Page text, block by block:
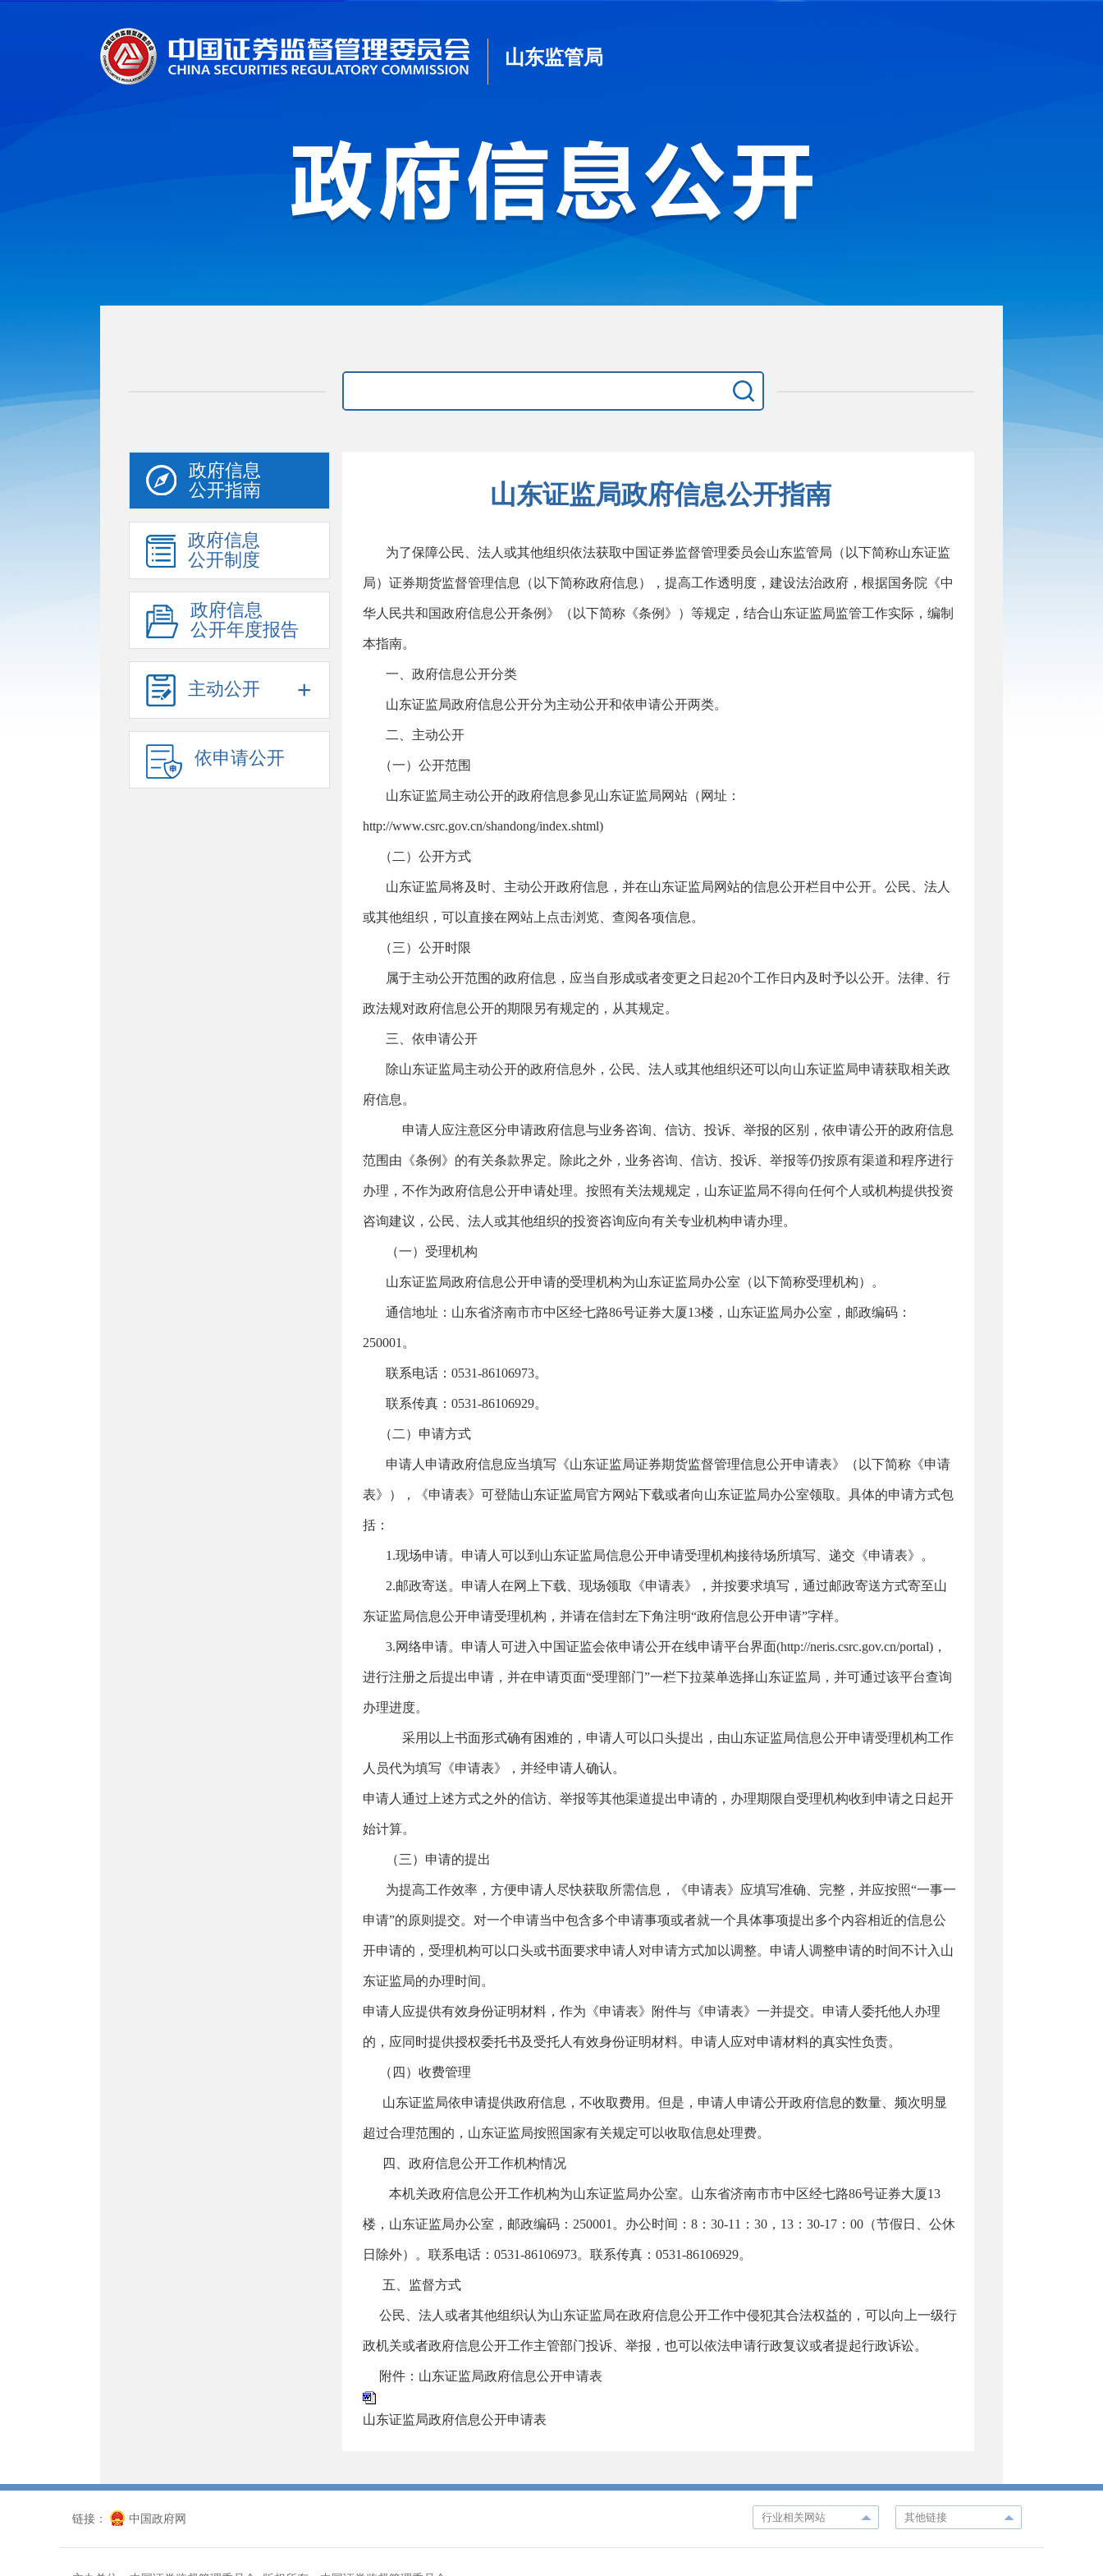
山东监管局
政府信息
公开指南
政府信息
公开制度
政府信息
公开年度报告
主动公开 +
依申请公开
山东证监局政府信息公开指南
为了保障公民、法人或其他组织依法获取中国证券监督管理委员会山东监管局（以下简称山东证监
局）证券期货监督管理信息（以下简称政府信息），提高工作透明度，建设法治政府，根据国务院《中
华人民共和国政府信息公开条例》（以下简称《条例》）等规定，结合山东证监局监管工作实际，编制
本指南。
一、政府信息公开分类
山东证监局政府信息公开分为主动公开和依申请公开两类。
二、主动公开
（一）公开范围
山东证监局主动公开的政府信息参见山东证监局网站（网址：
http://www.csrc.gov.cn/shandong/index.shtml)
（二）公开方式
山东证监局将及时、主动公开政府信息，并在山东证监局网站的信息公开栏目中公开。公民、法人
或其他组织，可以直接在网站上点击浏览、查阅各项信息。
（三）公开时限
属于主动公开范围的政府信息，应当自形成或者变更之日起20个工作日内及时予以公开。法律、行
政法规对政府信息公开的期限另有规定的，从其规定。
三、依申请公开
除山东证监局主动公开的政府信息外，公民、法人或其他组织还可以向山东证监局申请获取相关政
府信息。
申请人应注意区分申请政府信息与业务咨询、信访、投诉、举报的区别，依申请公开的政府信息
范围由《条例》的有关条款界定。除此之外，业务咨询、信访、投诉、举报等仍按原有渠道和程序进行
办理，不作为政府信息公开申请处理。按照有关法规规定，山东证监局不得向任何个人或机构提供投资
咨询建议，公民、法人或其他组织的投资咨询应向有关专业机构申请办理。
（一）受理机构
山东证监局政府信息公开申请的受理机构为山东证监局办公室（以下简称受理机构）。
通信地址：山东省济南市市中区经七路86号证券大厦13楼，山东证监局办公室，邮政编码：
250001。
联系电话：0531-86106973。
联系传真：0531-86106929。
（二）申请方式
申请人申请政府信息应当填写《山东证监局证券期货监督管理信息公开申请表》（以下简称《申请
表》），《申请表》可登陆山东证监局官方网站下载或者向山东证监局办公室领取。具体的申请方式包
括：
1.现场申请。申请人可以到山东证监局信息公开申请受理机构接待场所填写、递交《申请表》。
2.邮政寄送。申请人在网上下载、现场领取《申请表》，并按要求填写，通过邮政寄送方式寄至山
东证监局信息公开申请受理机构，并请在信封左下角注明“政府信息公开申请”字样。
3.网络申请。申请人可进入中国证监会依申请公开在线申请平台界面(http://neris.csrc.gov.cn/portal)，
进行注册之后提出申请，并在申请页面“受理部门”一栏下拉菜单选择山东证监局，并可通过该平台查询
办理进度。
采用以上书面形式确有困难的，申请人可以口头提出，由山东证监局信息公开申请受理机构工作
人员代为填写《申请表》，并经申请人确认。
申请人通过上述方式之外的信访、举报等其他渠道提出申请的，办理期限自受理机构收到申请之日起开
始计算。
（三）申请的提出
为提高工作效率，方便申请人尽快获取所需信息，《申请表》应填写准确、完整，并应按照“一事一
申请”的原则提交。对一个申请当中包含多个申请事项或者就一个具体事项提出多个内容相近的信息公
开申请的，受理机构可以口头或书面要求申请人对申请方式加以调整。申请人调整申请的时间不计入山
东证监局的办理时间。
申请人应提供有效身份证明材料，作为《申请表》附件与《申请表》一并提交。申请人委托他人办理
的，应同时提供授权委托书及受托人有效身份证明材料。申请人应对申请材料的真实性负责。
（四）收费管理
山东证监局依申请提供政府信息，不收取费用。但是，申请人申请公开政府信息的数量、频次明显
超过合理范围的，山东证监局按照国家有关规定可以收取信息处理费。
四、政府信息公开工作机构情况
本机关政府信息公开工作机构为山东证监局办公室。山东省济南市市中区经七路86号证券大厦13
楼，山东证监局办公室，邮政编码：250001。办公时间：8：30-11：30，13：30-17：00（节假日、公休
日除外）。联系电话：0531-86106973。联系传真：0531-86106929。
五、监督方式
公民、法人或者其他组织认为山东证监局在政府信息公开工作中侵犯其合法权益的，可以向上一级行
政机关或者政府信息公开工作主管部门投诉、举报，也可以依法申请行政复议或者提起行政诉讼。
附件：山东证监局政府信息公开申请表
山东证监局政府信息公开申请表
链接： 中国政府网